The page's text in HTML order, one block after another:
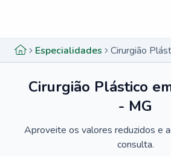
Especialidades
Cirurgião Plástico
- MG
Aproveite os valores reduzidos e
consulta.